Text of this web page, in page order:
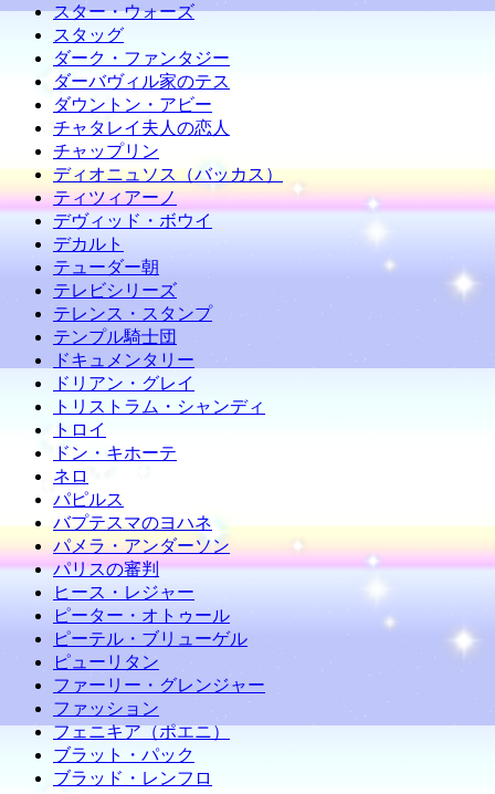
スター・ウォーズ
スタッグ
ダーク・ファンタジー
ダーバヴィル家のテス
ダウントン・アビー
チャタレイ夫人の恋人
チャップリン
ディオニュソス（バッカス）
ティツィアーノ
デヴィッド・ボウイ
デカルト
テューダー朝
テレビシリーズ
テレンス・スタンプ
テンプル騎士団
ドキュメンタリー
ドリアン・グレイ
トリストラム・シャンディ
トロイ
ドン・キホーテ
ネロ
パピルス
バプテスマのヨハネ
パメラ・アンダーソン
パリスの審判
ヒース・レジャー
ピーター・オトゥール
ピーテル・ブリューゲル
ピューリタン
ファーリー・グレンジャー
ファッション
フェニキア（ポエニ）
ブラット・パック
ブラッド・レンフロ